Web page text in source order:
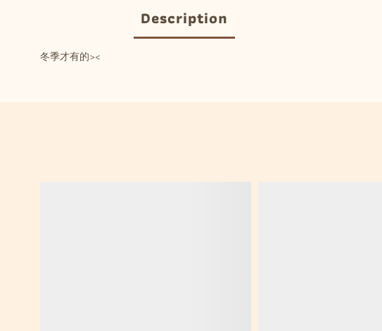
Description
冬季才有的><